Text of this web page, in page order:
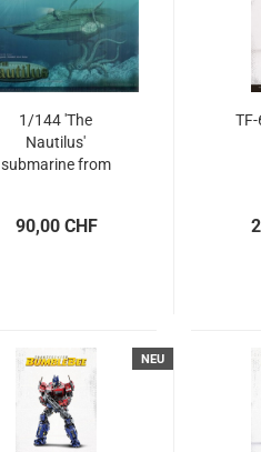
1/144 'The
Nautilus'
submarine from
'20,000 Leagues
90,00 CHF
NEU